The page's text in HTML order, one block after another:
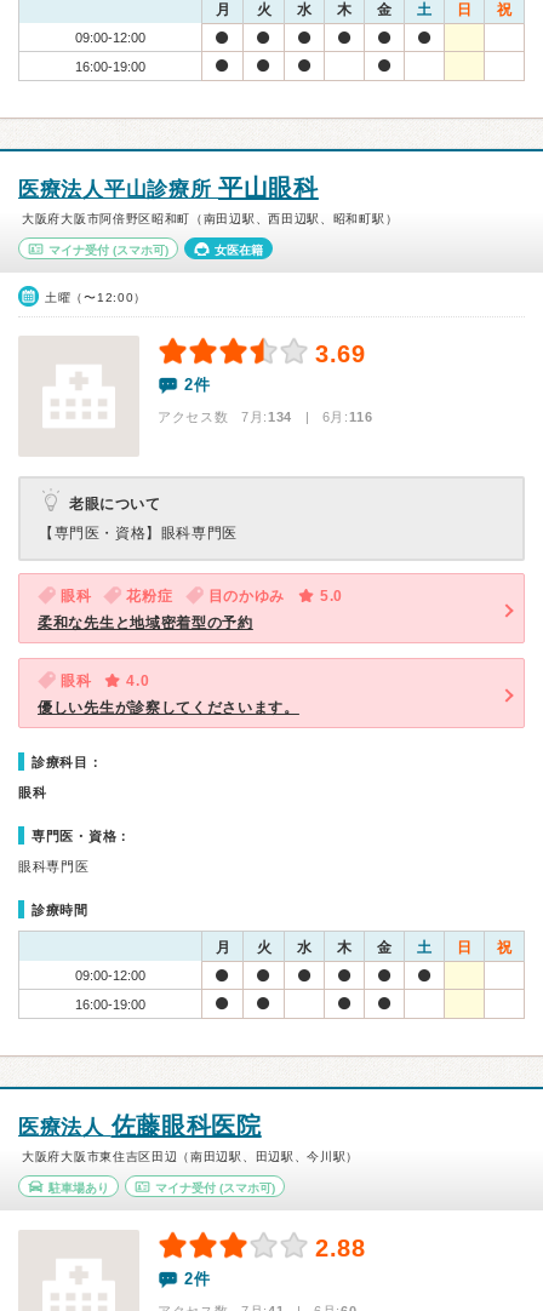
月 火 水 木 金 土 日 祝
09:00-12:00
16:00-19:00
医療法人平山診療所 平山眼科
大阪府大阪市阿倍野区昭和町（南田辺駅、西田辺駅、昭和町駅）
マイナ受付 (スマホ可) 女医在籍
土曜（〜12:00）
3.69
2件
アクセス数 7月:134 | 6月:116
老眼について
【専門医・資格】 眼科専門医
眼科 花粉症 目のかゆみ
5.0
柔和な先生と地域密着型の予約
眼科
4.0
優しい先生が診察してくださいます。
診療科目：
眼科
専門医・資格：
眼科専門医
診療時間
月 火 水 木 金 土 日 祝
09:00-12:00
16:00-19:00
医療法人佐藤眼科医院
大阪府大阪市東住吉区田辺（南田辺駅、田辺駅、今川駅）
駐車場あり マイナ受付(スマホ可)
2.88
2件